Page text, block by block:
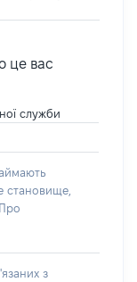
це вас
служби
становище,
з